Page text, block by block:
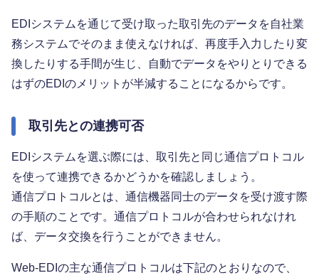
EDIシステムを通じて受け取った取引先のデータを自社業
務システムでそのまま使えなければ、再度手入力したり変
換したりする手間が生じ、自動でデータをやりとりできる
はずのEDIのメリットが半減することになるからです。
取引先との連携可否
EDIシステムを選ぶ際には、取引先と同じ通信プロトコル
を使って連携できるかどうかを確認しましょう。
通信プロトコルとは、通信機器同士のデータを受け渡す際
の手順のことです。通信プロトコルが合わせられなけれ
ば、データ交換を行うことができません。
Web-EDIの主な通信プロトコルは下記のとおりなので、